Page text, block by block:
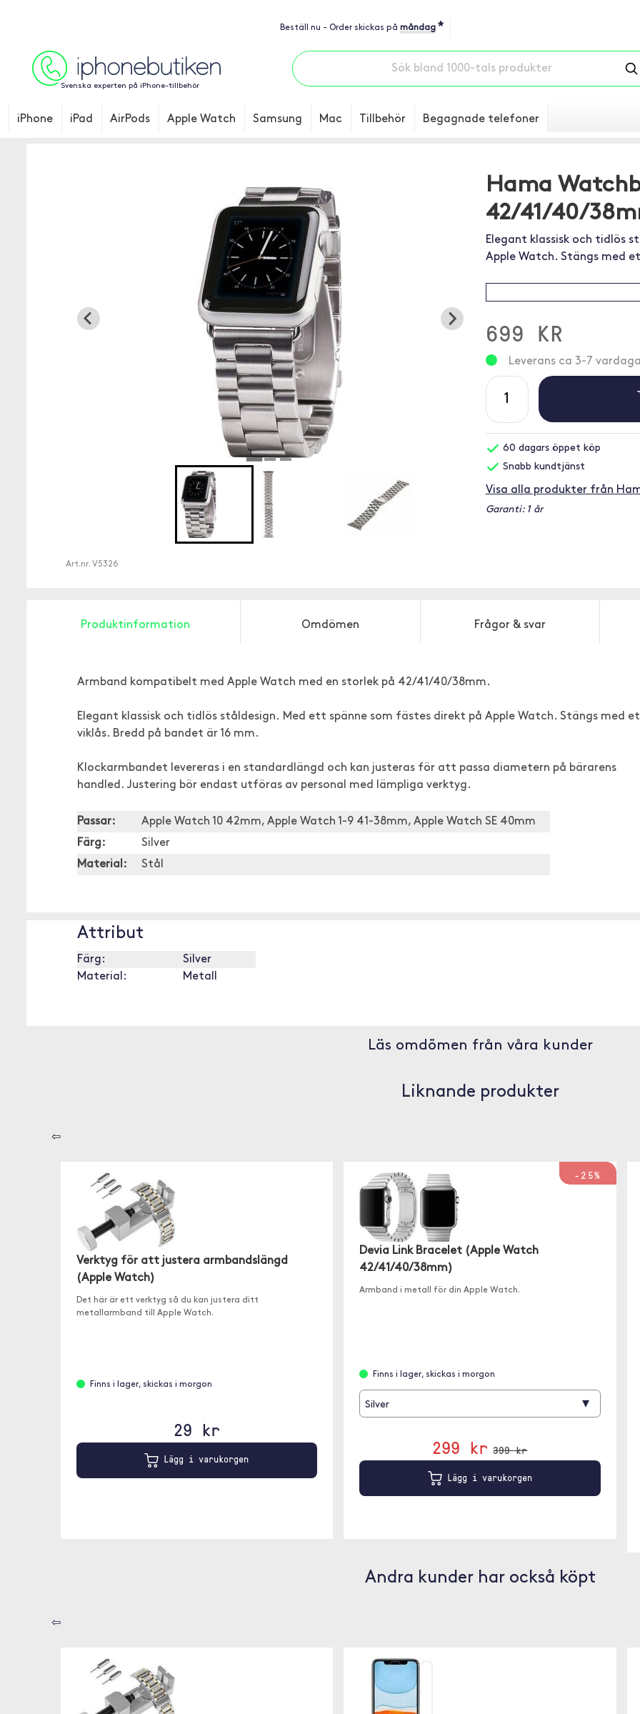
Beställ nu - Order skickas på måndag *
Svenska experten på iPhone-tillbehör
iPhone iPad AirPods Apple Watch Samsung Mac Tillbehör Begagnade telefoner
Art.nr. V5326
Hama
42/41/40/
Elegant klassisk och tidlös
Apple Watch. Stängs med
699 KR
Leverans ca 3-7
60 dagars öppet köp
Snabb kundtjänst
Visa alla produkter från
Garanti: 1 år
Produktinformation Omdömen Frågor & svar
Armband kompatibelt med Apple Watch med en storlek på 42/41/40/38mm.
Elegant klassisk och tidlös ståldesign. Med ett spänne som fästes direkt på Apple Watch. Stängs med
viklås. Bredd på bandet är 16 mm.
Klockarmbandet levereras i en standardlängd och kan justeras för att passa diametern på bärarens
handled. Justering bör endast utföras av personal med lämpliga verktyg.
Passar:
Apple Watch 10 42mm, Apple Watch 1-9 41-38mm, Apple Watch SE 40mm
Färg:
Silver
Material:
Stål
Attribut
Färg:
Silver
Material:
Metall
Läs omdömen från våra kunder
Liknande produkter
⇦
Verktyg för att justera armbandslängd
(Apple Watch)
Det här är ett verktyg så du kan justera ditt
metallarmband till Apple Watch.
Finns i lager, skickas i morgon
29 kr
Lägg i varukorgen
-25%
Devia Link Bracelet (Apple Watch
42/41/40/38mm)
Armband i metall för din Apple Watch.
Finns i lager, skickas i morgon
Silver ▾
299 kr 399 kr
Lägg i varukorgen
Andra kunder har också köpt
⇦